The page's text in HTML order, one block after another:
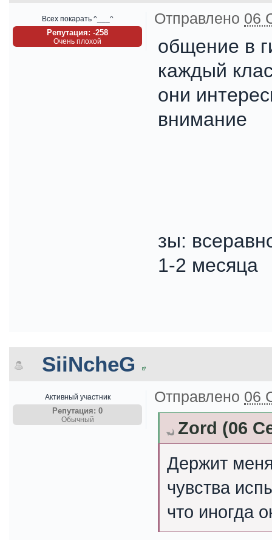
Всех покарать ^___^
Репутация: -258
Очень плохой
Отправлено 06
общение в
каждый
они
внимание
зы:
1-2 месяца
SiiNcheG
Активный участник
Репутация: 0
Обычный
Отправлено 06
Zord (06
Держит
чувства
что иногда